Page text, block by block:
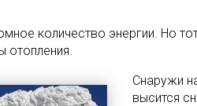
количество энергии. Но
отопления.
Снаружи
высится